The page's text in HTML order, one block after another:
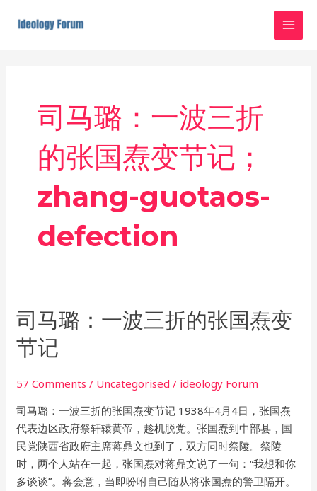
司马璐：一波三折
的张国焘变节记；
zhang-guotaos-
defection
司马璐：一波三折的张国焘变
节记
57 Comments / Uncategorised / ideology Forum
司马璐：一波三折的张国焘变节记 1938年4月4日，张国焘
代表边区政府祭轩辕黄帝，趁机脱党。张国焘到中部县，国
民党陕西省政府主席蒋鼎文也到了，双方同时祭陵。祭陵
时，两个人站在一起，张国焘对蒋鼎文说了一句：“我想和你
多谈谈”。蒋会意，当即吩咐自己随从将张国焘的警卫隔开。
司
璐：
波
三
折
的
张
国